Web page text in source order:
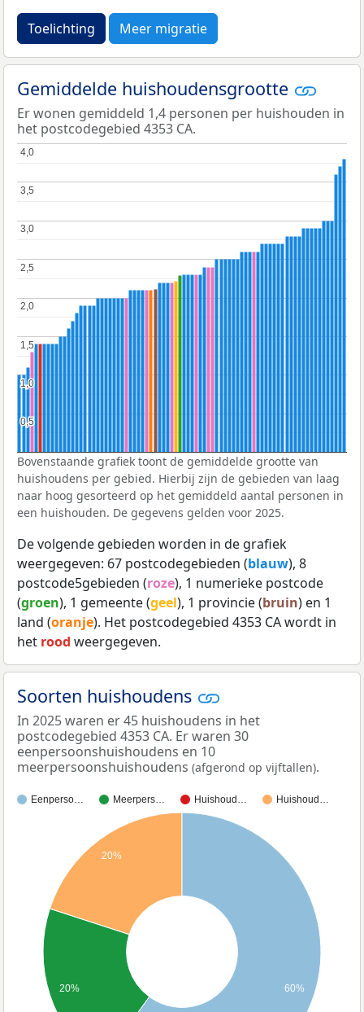
Toelichting Meer migratie
Gemiddelde huishoudensgrootte
Er wonen gemiddeld 1,4 personen per huishouden in
het postcodegebied 4353 CA.
0,5
0,5
1,0
1,0
1,5
1,5
2,0
2,0
2,5
2,5
3,0
3,0
3,5
3,5
4,0
4,0
Bovenstaande grafiek toont de gemiddelde grootte van
huishoudens per gebied. Hierbij zijn de gebieden van laag
naar hoog gesorteerd op het gemiddeld aantal personen in
een huishouden. De gegevens gelden voor 2025.
De volgende gebieden worden in de grafiek
weergegeven: 67 postcodegebieden (blauw), 8
postcode5gebieden (roze), 1 numerieke postcode
(groen), 1 gemeente (geel), 1 provincie (bruin) en 1
land (oranje). Het postcodegebied 4353 CA wordt in
het rood weergegeven.
Soorten huishoudens
In 2025 waren er 45 huishoudens in het
postcodegebied 4353 CA. Er waren 30
eenpersoonshuishoudens en 10
meerpersoonshuishoudens (afgerond op vijftallen).
Eenperso… Meerpers… Huishoud… Huishoud…
20%
20% 60%